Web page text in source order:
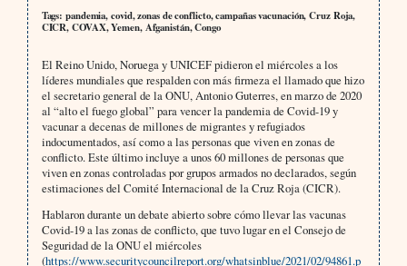
Tags: pandemia, covid, zonas de conflicto, campañas vacunación, Cruz Roja,
CICR, COVAX, Yemen, Afganistán, Congo
El Reino Unido, Noruega y UNICEF pidieron el miércoles a los
líderes mundiales que respalden con más firmeza el llamado que hizo
el secretario general de la ONU, Antonio Guterres, en marzo de 2020
al “alto el fuego global” para vencer la pandemia de Covid-19 y
vacunar a decenas de millones de migrantes y refugiados
indocumentados, así como a las personas que viven en zonas de
conflicto. Este último incluye a unos 60 millones de personas que
viven en zonas controladas por grupos armados no declarados, según
estimaciones del Comité Internacional de la Cruz Roja (CICR).
Hablaron durante un debate abierto sobre cómo llevar las vacunas
Covid-19 a las zonas de conflicto, que tuvo lugar en el Consejo de
Seguridad de la ONU el miércoles
(https://www.securitycouncilreport.org/whatsinblue/2021/02/94861.p